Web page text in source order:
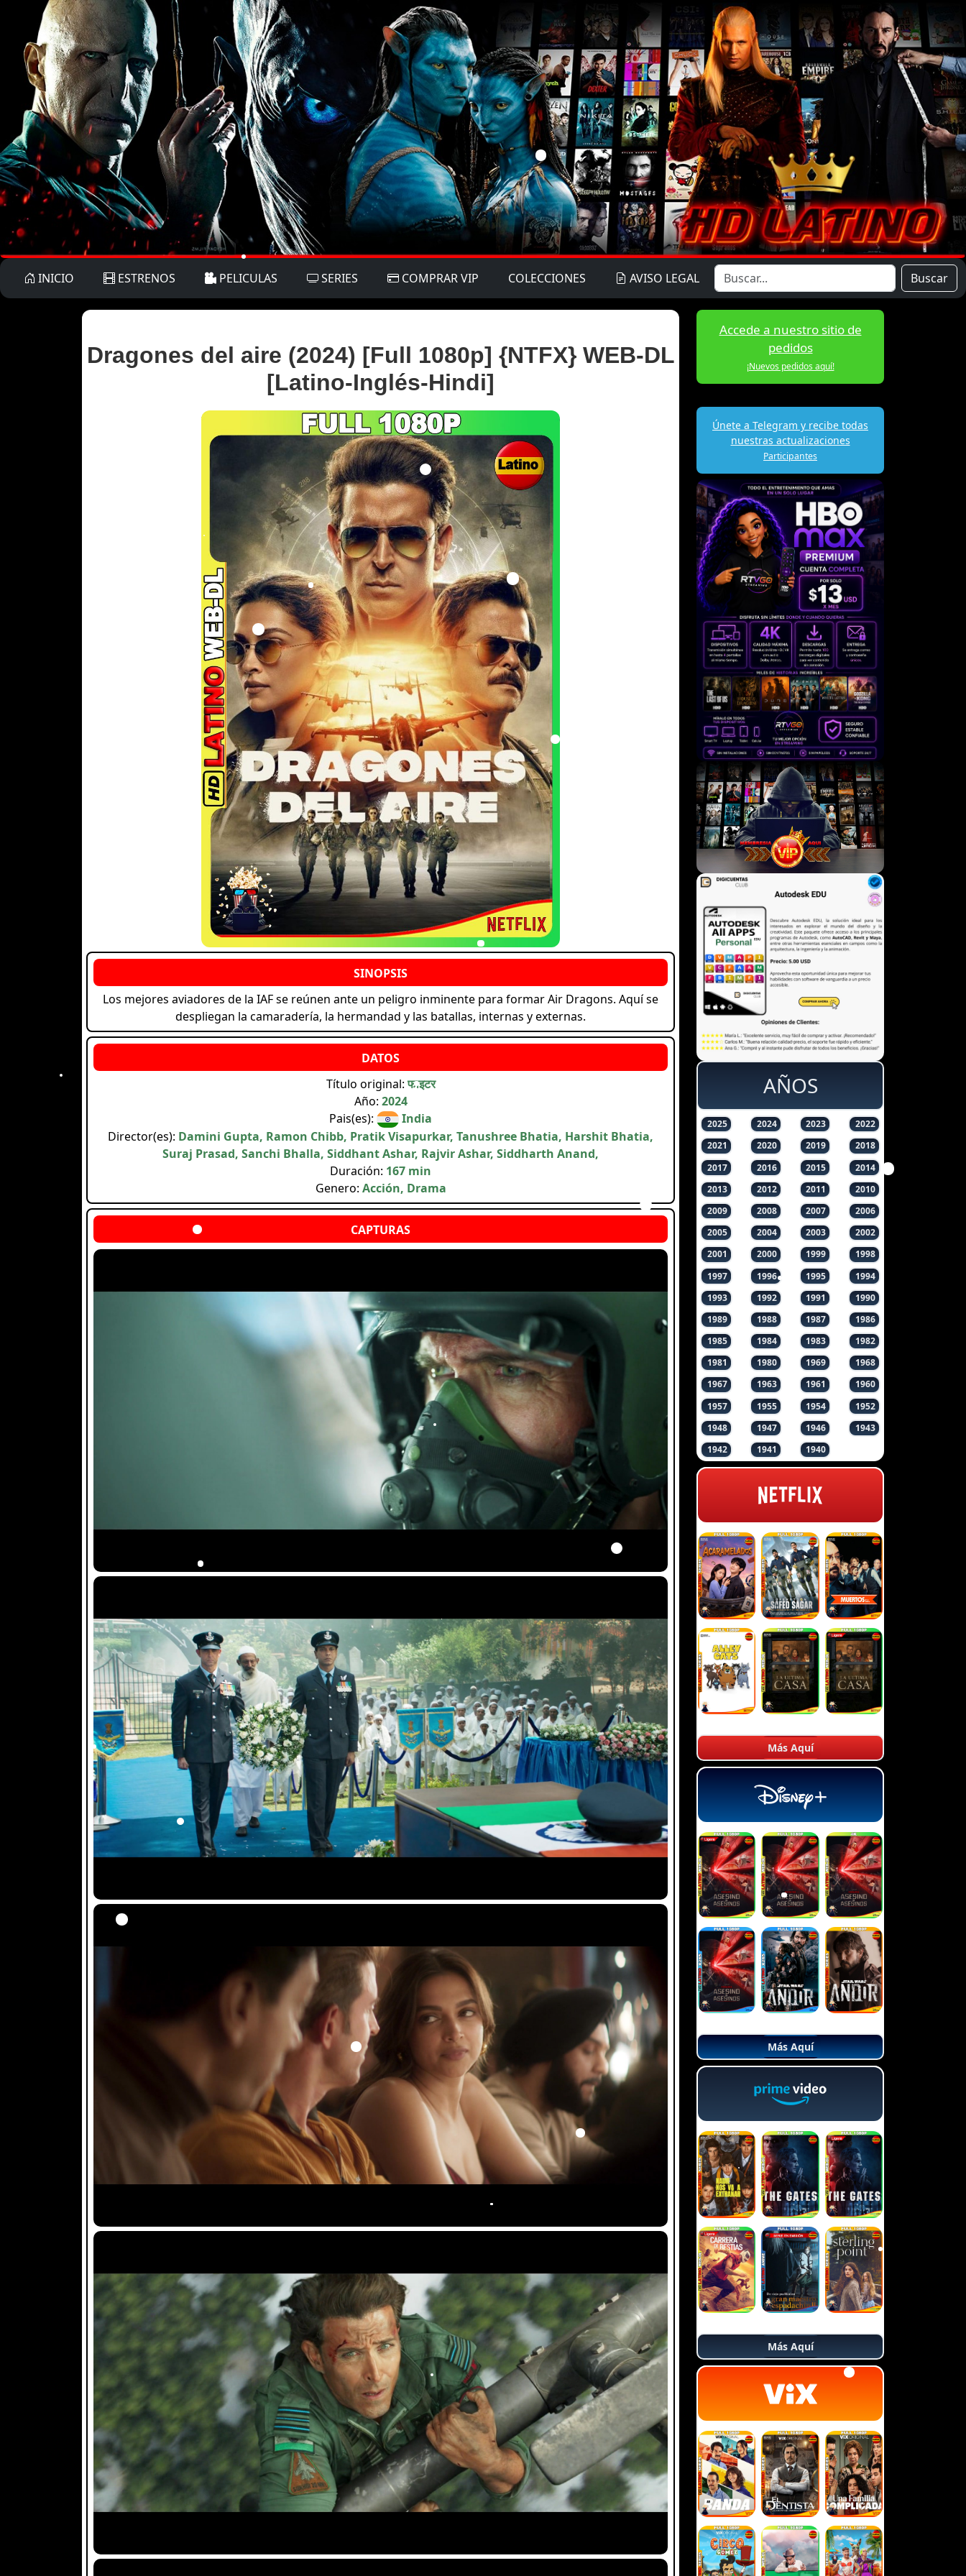
INICIO ESTRENOS PELICULAS SERIES COMPRAR VIP COLECCIONES AVISO LEGAL Buscar
Dragones del aire (2024) [Full 1080p] {NTFX} WEB-DL
[Latino-Inglés-Hindi]
Los mejores aviadores de la IAF se reúnen ante un peligro inminente para formar Air Dragons. Aquí se
despliegan la camaradería, la hermandad y las batallas, internas y externas.
Título original:फाइटर
Año: 2024
Pais(es):
India
Director(es): Damini Gupta, Ramon Chibb, Pratik Visapurkar, Tanushree Bhatia, Harshit Bhatia,
Suraj Prasad, Sanchi Bhalla, Siddhant Ashar, Rajvir Ashar, Siddharth Anand,
Duración: 167 min
Genero: Acción, Drama
Accede a nuestro sitio de
pedidos
¡Nuevos pedidos aquí!
Únete a Telegram y recibe todas
nuestras actualizaciones
Participantes
AÑOS
2025 2024 2023
2022
2021
2020 2019
2018
2017
2016 2015
2014
2013
2012 2011
2010
2009
2008 2007
2006
2005
2004 2003
2002
2001
2000 1999
1998
1997
1996 1995
1994
1993
1992 1991
1990
1989
1988 1987
1986
1985
1984 1983
1982
1981
1980 1969
1968
1967
1963 1961
1960
1957
1955 1954
1952
1948
1947 1946
1943
1942
1941 1940
Más Aquí
Más Aquí
Más Aquí